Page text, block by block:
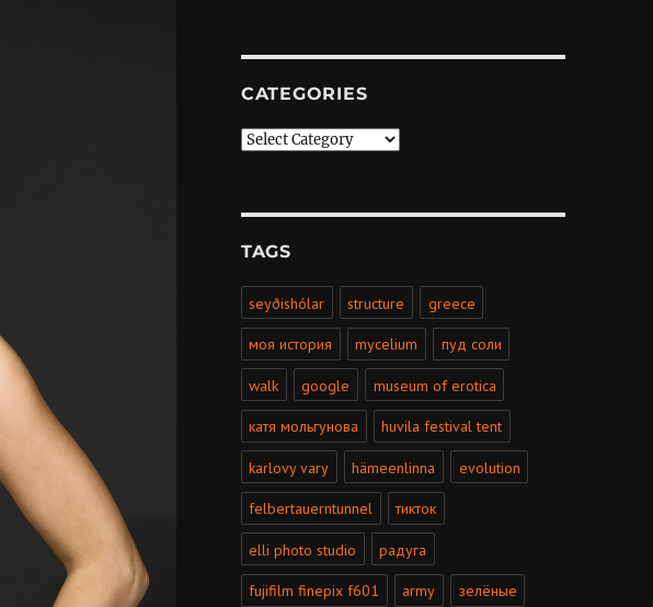
CATEGORIES
Categories
TAGS
seyðishólar structure greece
моя история mycelium пуд соли
walk google museum of erotica
катя мольгунова huvila festival tent
karlovy vary hämeenlinna evolution
felbertauerntunnel тикток
elli photo studio радуга
fujifilm finepix f601 army зелёные